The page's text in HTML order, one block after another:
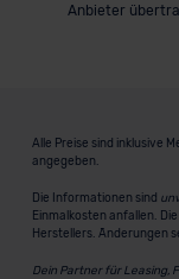
Anbieter
Alle Preise sind inklusive
angegeben.
Die Informationen sind
Einmalkosten anfallen.
Herstellers. Änderungen
Dein Partner für Leasing,